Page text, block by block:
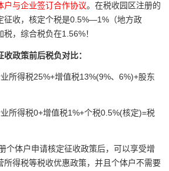
户与企业签订合作协议。在税收园区注册的
征收，核定个税是0.5%—1%（地方政
，综合税负在1.56%！
政策前后税负对比：
所得税25%+增值税13%(9%、6%)+股东
所得税0+增值税1%+个税0.5%(核定)=税
个体户申请核定征收政策后，可以享受增
所得税等税收优惠政策，并且个体户不需要